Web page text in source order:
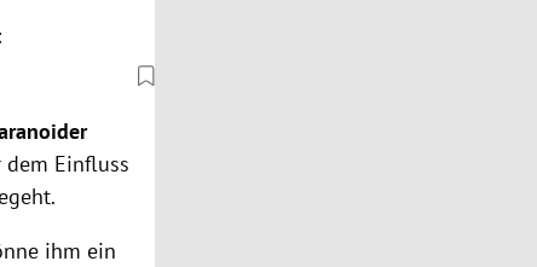
dem Einfluss
ihm ein